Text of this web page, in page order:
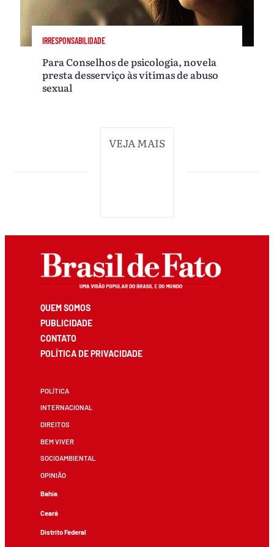
IRRESPONSABILIDADE
Para Conselhos de psicologia, novela
presta desserviço às vítimas de abuso
sexual
VEJA MAIS
QUEM SOMOS
PUBLICIDADE
CONTATO
POLÍTICA DE PRIVACIDADE
POLÍTICA
INTERNACIONAL
DIREITOS
BEM VIVER
SOCIOAMBIENTAL
OPINIÃO
Bahia
Ceará
Distrito Federal